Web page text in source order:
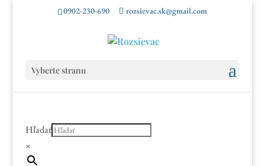
0902-230-690 rozsievac.sk@gmail.com
Vyberte stranu
Hľadať
×